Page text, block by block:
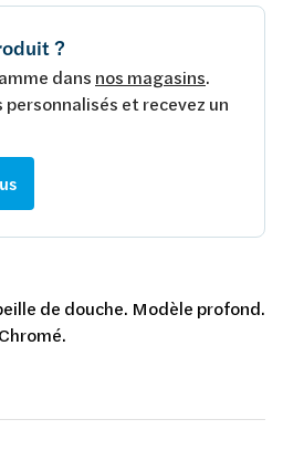
?
dans nos magasins.
personnalisés et recevez un
de douche. Modèle profond.